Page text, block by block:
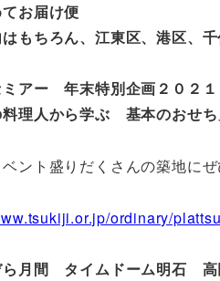
てお届け便
もちろん、江東区、港区、
ミアー 年末特別企画２０２１
料理人から学ぶ 基本のおせ
ント盛りだくさんの築地にぜ
ordinary/
月間 タイムドーム明石 高